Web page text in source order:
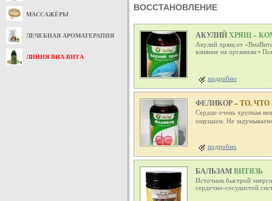
МАССАЖЁРЫ
ЛЕЧЕБНАЯ АРОМАТЕРАПИЯ
ЛИНИЯ ВИА-ВИТА
ВОССТАНОВЛЕНИЕ
АКУЛИЙХРЯЩ –
Акулий хрящ от
влияние на организм:•
подробно
ФЕЛИКОР– ТО,
Сердце очень хрупкая
ощущаем. Не
подробно
БАЛЬЗАМВИТЯЗЬ
Источник быстрой
сердечно-сосудистой